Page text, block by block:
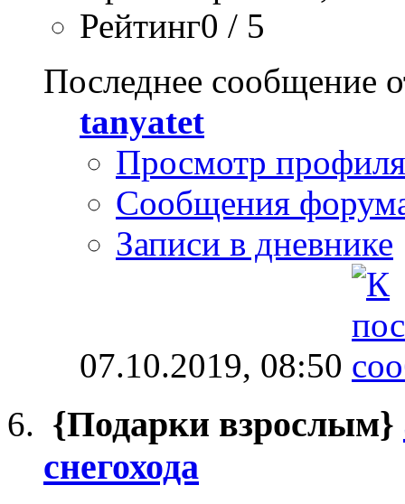
Рейтинг0 / 5
Последнее сообщение
tanyatet
Просмотр профиля
Сообщения
Записи в дневнике
07.10.2019, 08:50
{Подарки взрослым}
снегохода